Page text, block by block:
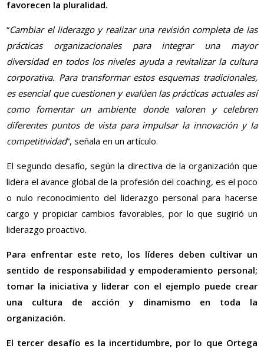
favorecen la pluralidad.
“Cambiar el liderazgo y realizar una revisión completa de las
prácticas organizacionales para integrar una mayor
diversidad en todos los niveles ayuda a revitalizar la cultura
corporativa. Para transformar estos esquemas tradicionales,
es esencial que cuestionen y evalúen las prácticas actuales así
como fomentar un ambiente donde valoren y celebren
diferentes puntos de vista para impulsar la innovación y la
competitividad”, señala en un artículo.
El segundo desafío, según la directiva de la organización que
lidera el avance global de la profesión del coaching, es el poco
o nulo reconocimiento del liderazgo personal para hacerse
cargo y propiciar cambios favorables, por lo que sugirió un
liderazgo proactivo.
Para enfrentar este reto, los líderes deben cultivar un
sentido de responsabilidad y empoderamiento personal;
tomar la iniciativa y liderar con el ejemplo puede crear
una cultura de acción y dinamismo en toda la
organización.
El tercer desafío es la incertidumbre, por lo que Ortega